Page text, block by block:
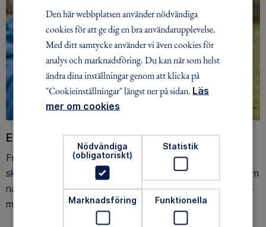
Ett friluftsliv för alla
Friluftsfrämjandet arbetar för att så många som möjligt
ska upptäcka den rörelseglädje och de hälsoeffekter som
naturen ger. Som medlem bidrar du också till vårt arbete
med att skydda allemansrätten.
Den här webbplatsen använder nödvändiga
cookies för att ge dig en bra användarupplevelse.
Med ditt samtycke använder vi även cookies för
analys och marknadsföring. Du kan när som helst
ändra dina inställningar genom att klicka på
"Cookieinställningar" längst ner på sidan. Läs
mer om cookies
Nödvändiga
(obligatoriskt)
Statistik
Marknadsföring Funktionella